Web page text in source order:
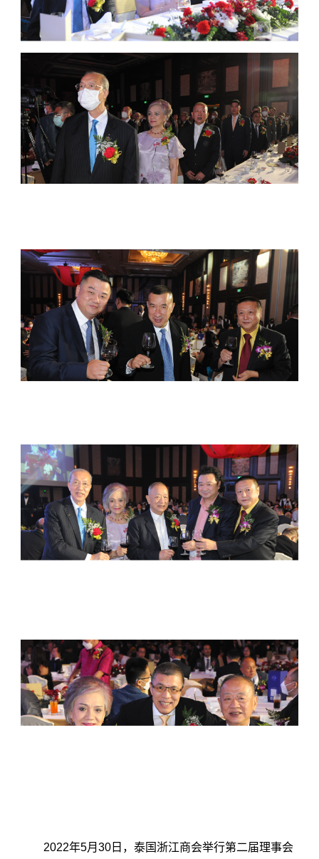
2022年5月30日，泰国浙江商会举行第二届理事会